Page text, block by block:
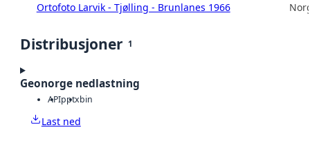
Ortofoto Larvik - Tjølling - Brunlanes 1966
Distribusjoner 1
Geonorge nedlastning
APIpptxbin
Last ned